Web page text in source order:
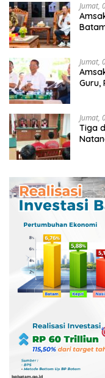
Jumat,
Jumat,
Guru,
Jumat,
Tiga